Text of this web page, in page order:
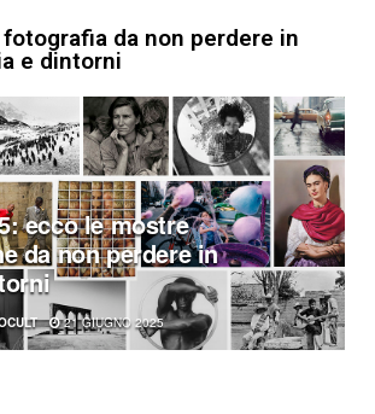
da non perdere in
e dintorni
ecco le mostre
da non perdere in
21 GIUGNO 2025